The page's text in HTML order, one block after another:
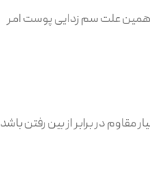
علت سم زدایی پوست امر
در برابر از بین رفتن باشد